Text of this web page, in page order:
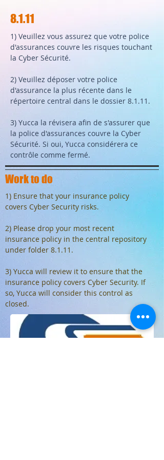
8.1.11
1) Veuillez vous assurez que votre police
d'assurances couvre les risques touchant
la Cyber Sécurité.
2) Veuillez déposer votre police
d'assurance la plus récente dans le
répertoire central dans le dossier 8.1.11.
3) Yucca la révisera afin de s'assurer que
la police d'assurances couvre la Cyber
Sécurité. Si oui, Yucca considérera ce
contrôle comme fermé.
Work to do
1) Ensure that your insurance policy
covers Cyber Security risks.
2) Please drop your most recent
insurance policy in the central repository
under folder 8.1.11.
3) Yucca will review it to ensure that the
insurance policy covers Cyber Security. If
so, Yucca will consider this control as
closed.